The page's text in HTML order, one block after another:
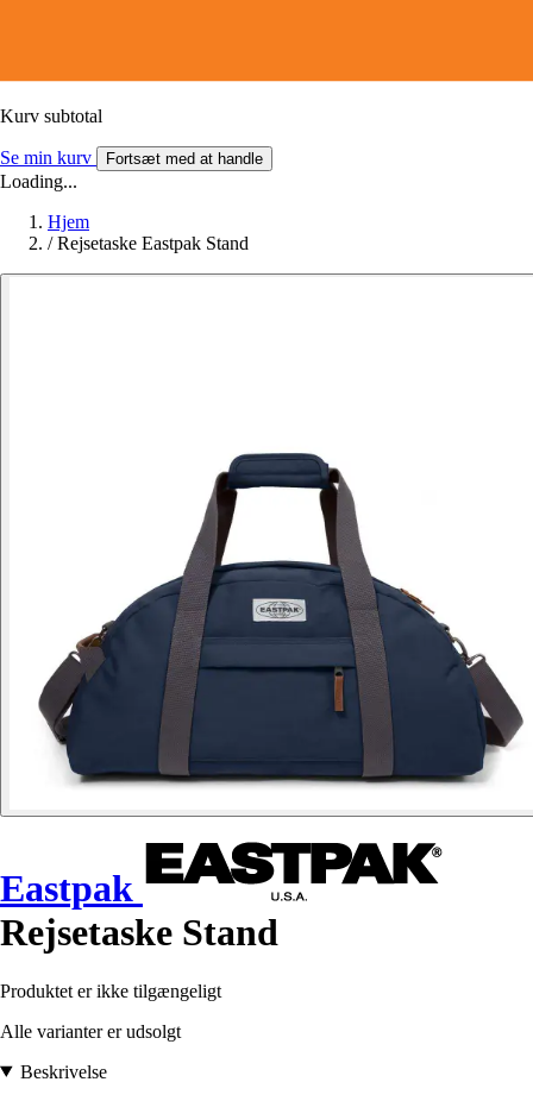
Kurv subtotal
Se min kurv Fortsæt med at handle
Loading...
Hjem
/ Rejsetaske Eastpak Stand
Eastpak
Rejsetaske Stand
Produktet er ikke tilgængeligt
Alle varianter er udsolgt
Beskrivelse